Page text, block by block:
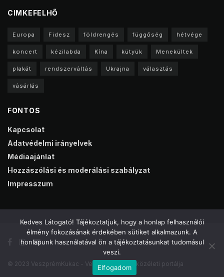
CIMKEFELHŐ
Europa Fidesz földrengés függőség hétvége
koncert kézilabda Kína kütyük Menekültek
plakát rendszerváltás Ukrajna választás
vásárlás
FONTOS
Kapcsolat
Adatvédelmi irányelvek
Médiaajánlat
Hozzászólási és moderálási szabályzat
Impresszum
© 2023 VeszprémKukac - Veszprém online közéleti portálja
Kedves Látogató! Tájékoztatjuk, hogy a honlap felhasználói
élmény fokozásának érdekében sütiket alkalmazunk. A
honlapunk használatával ön a tájékoztatásunkat tudomásul
veszi.
Elfogadom